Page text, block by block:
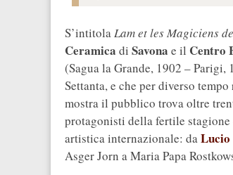
S’intitolaLam et les Magiciens
Ceramica di Savona e il Centro
(Sagua la Grande, 1902 –
Settanta, e che per diverso
mostra il pubblico trova oltre
protagonisti della fertile
artistica internazionale: daLucio
Asger Jorn a Maria Papa